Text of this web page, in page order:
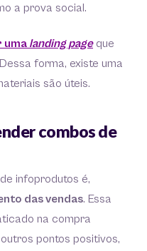
a prova social.
uma landing pageque
forma, existe uma
são úteis.
combos de
infoprodutos é,
das vendas. Essa
na compra
pontos positivos,